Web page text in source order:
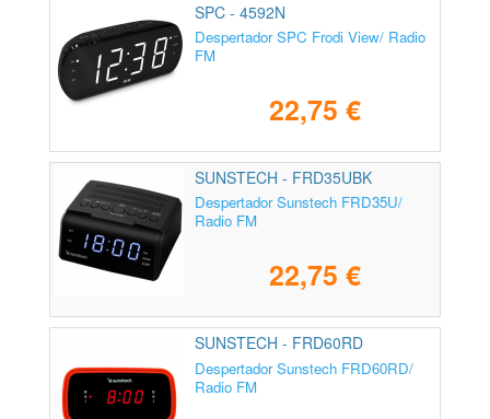
SPC - 4592N
Despertador SPC Frodi View/ Radio
FM
22,75 €
SUNSTECH - FRD35UBK
Despertador Sunstech FRD35U/
Radio FM
22,75 €
SUNSTECH - FRD60RD
Despertador Sunstech FRD60RD/
Radio FM